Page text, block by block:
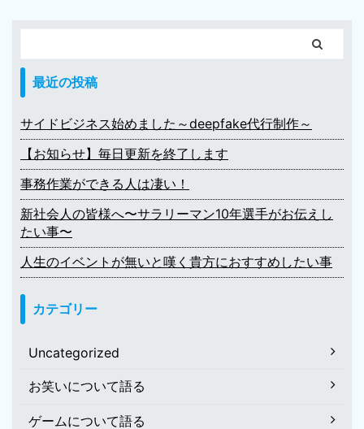
最近の投稿
サイドビジネス始めました～deepfake代行制作～
【お知らせ】毎日更新を終了します
事務作業ができる人は凄い！
新社会人の皆様へ〜サラリーマン10年選手がお伝えし
たい事〜
人生のイベントが無いと嘆く貴方におすすめしたい事
カテゴリー
Uncategorized
お笑いについて語る
ゲームについて語る